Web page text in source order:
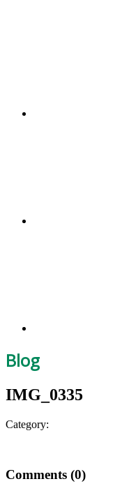
Blog
IMG_0335
Category:
Comments (0)